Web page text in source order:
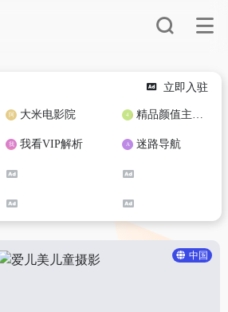
立即入驻
大米电影院 精品颜值主播定制
我看VIP解析 迷路导航
中国